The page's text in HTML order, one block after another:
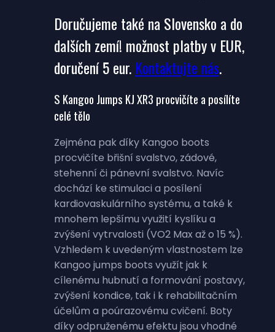
Doručujeme také na Slovensko a do
dalších zemí! možnost platby v EUR,
doručení 5 eur. Kontaktujte nás.
S Kangoo Jumps KJ XR3 procvičíte a posílíte
celé tělo
Zejména pak díky Kangoo boots
procvičíte břišní svalstvo, zádové,
stehenní či pánevní svalstvo. Navíc
dochází ke stimulaci a posílení
kardiovaskulárního systému, a také k
mnohem lepšímu využití kyslíku a
zvýšení vytrvalosti (VO2 Max až o 15 %).
Vzhledem k uvedeným vlastnostem lze
Kangoo jumps boots využít jak k
cílenému hubnutí a formování postavy,
zvýšení kondice, tak i k rehabilitačním
účelům a poúrazovému cvičení. Boty
díky odpruženému efektu jsou vhodné